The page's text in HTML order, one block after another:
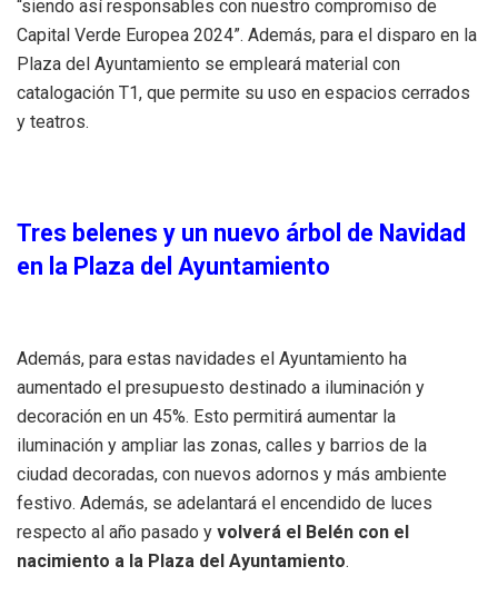
“siendo así responsables con nuestro compromiso de
Capital Verde Europea 2024”. Además, para el disparo en la
Plaza del Ayuntamiento se empleará material con
catalogación T1, que permite su uso en espacios cerrados
y teatros.
Tres belenes y un nuevo árbol de Navidad
en la Plaza del Ayuntamiento
Además, para estas navidades el Ayuntamiento ha
aumentado el presupuesto destinado a iluminación y
decoración en un 45%. Esto permitirá aumentar la
iluminación y ampliar las zonas, calles y barrios de la
ciudad decoradas, con nuevos adornos y más ambiente
festivo. Además, se adelantará el encendido de luces
respecto al año pasado y volverá el Belén con el
nacimiento a la Plaza del Ayuntamiento.